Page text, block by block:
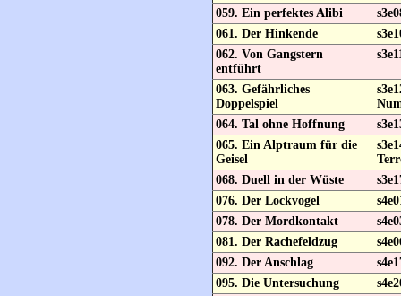
059. Ein perfektes Alibi
061. Der Hinkende
062. Von Gangstern
entführt
063. Gefährliches
Doppelspiel
064. Tal ohne Hoffnung
065. Ein Alptraum für die
Geisel
068. Duell in der Wüste
076. Der Lockvogel
078. Der Mordkontakt
081. Der Rachefeldzug
092. Der Anschlag
095. Die Untersuchung